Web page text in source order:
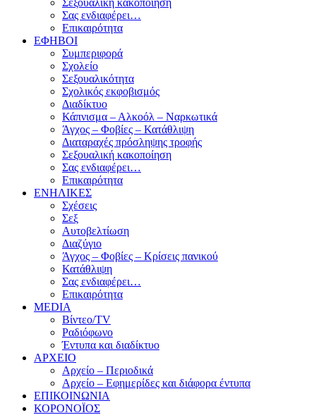
Σεξουαλική κακοποίηση
Σας ενδιαφέρει…
Επικαιρότητα
ΕΦΗΒΟΙ
Συμπεριφορά
Σχολείο
Σεξουαλικότητα
Σχολικός εκφοβισμός
Διαδίκτυο
Κάπνισμα – Αλκοόλ – Ναρκωτικά
Άγχος – Φοβίες – Κατάθλιψη
Διαταραχές πρόσληψης τροφής
Σεξουαλική κακοποίηση
Σας ενδιαφέρει…
Επικαιρότητα
ΕΝΗΛΙΚΕΣ
Σχέσεις
Σεξ
Αυτοβελτίωση
Διαζύγιο
Άγχος – Φοβίες – Κρίσεις πανικού
Κατάθλιψη
Σας ενδιαφέρει…
Επικαιρότητα
MEDIA
Βίντεο/TV
Ραδιόφωνο
Έντυπα και διαδίκτυο
ΑΡΧΕΙΟ
Αρχείο – Περιοδικά
Αρχείο – Εφημερίδες και διάφορα έντυπα
ΕΠΙΚΟΙΝΩΝΙΑ
ΚΟΡΟΝΟΪΟΣ